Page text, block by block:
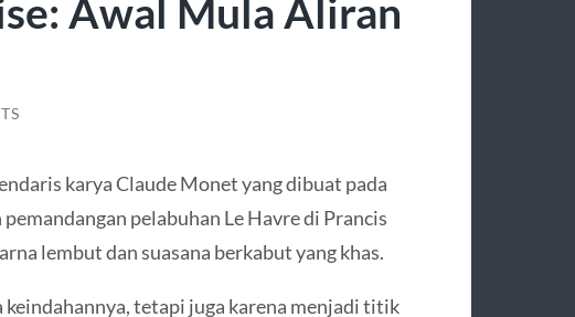
Awal Mula Aliran
karya Claude Monet yang dibuat pada
pelabuhan Le Havre di Prancis
lembut dan suasana berkabut yang khas.
tetapi juga karena menjadi titik